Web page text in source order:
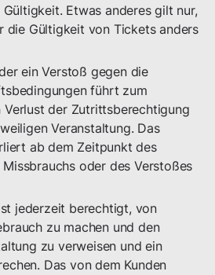
Etwas anderes gilt nur,
die Gültigkeit von Tickets anders
ein Verstoß gegen die
führt zum
Verlust der Zutrittsberechtigung
Veranstaltung. Das
ab dem Zeitpunkt des
oder des Verstoßes
jederzeit berechtigt, von
zu machen und den
zu verweisen und ein
Das von dem Kunden